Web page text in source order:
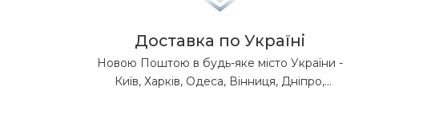
Доставка по Україні
Новою Поштою в будь-яке місто України -
Київ, Харків, Одеса, Вінниця, Дніпро,